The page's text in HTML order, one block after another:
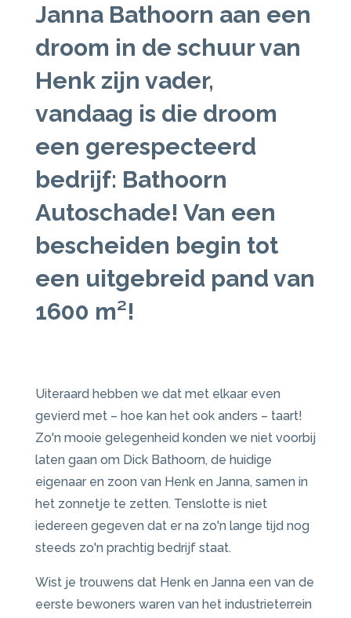
Janna Bathoorn aan een
droom in de schuur van
Henk zijn vader,
vandaag is die droom
een gerespecteerd
bedrijf: Bathoorn
Autoschade! Van een
bescheiden begin tot
een uitgebreid pand van
1600 m²!
Uiteraard hebben we dat met elkaar even
gevierd met – hoe kan het ook anders – taart!
Zo'n mooie gelegenheid konden we niet voorbij
laten gaan om Dick Bathoorn, de huidige
eigenaar en zoon van Henk en Janna, samen in
het zonnetje te zetten. Tenslotte is niet
iedereen gegeven dat er na zo'n lange tijd nog
steeds zo'n prachtig bedrijf staat.
Wist je trouwens dat Henk en Janna een van de
eerste bewoners waren van het industrieterrein